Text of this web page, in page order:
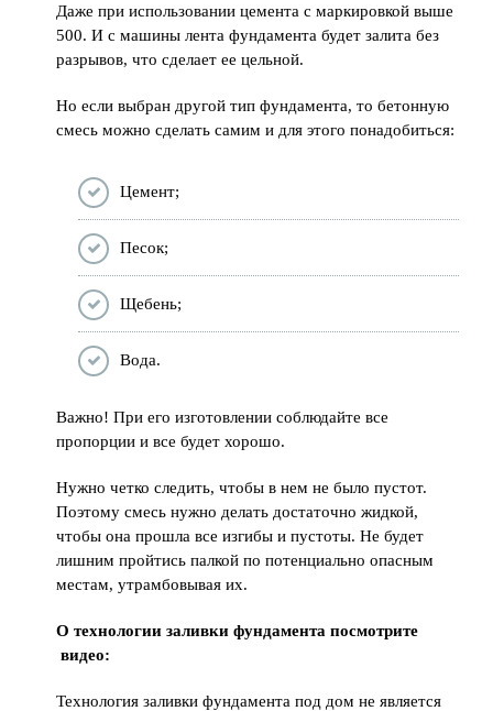
Даже при использовании цемента с маркировкой выше
500. И с машины лента фундамента будет залита без
разрывов, что сделает ее цельной.
Но если выбран другой тип фундамента, то бетонную
смесь можно сделать самим и для этого понадобиться:
Цемент;
Песок;
Щебень;
Вода.
Важно! При его изготовлении соблюдайте все
пропорции и все будет хорошо.
Нужно четко следить, чтобы в нем не было пустот.
Поэтому смесь нужно делать достаточно жидкой,
чтобы она прошла все изгибы и пустоты. Не будет
лишним пройтись палкой по потенциально опасным
местам, утрамбовывая их.
О технологии заливки фундамента посмотрите
видео:
Технология заливки фундамента под дом не является